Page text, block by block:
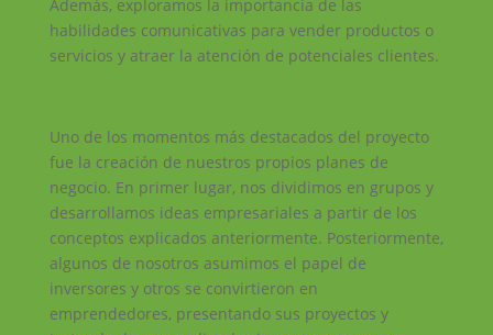
Además, exploramos la importancia de las
habilidades comunicativas para vender productos o
servicios y atraer la atención de potenciales clientes.
Uno de los momentos más destacados del proyecto
fue la creación de nuestros propios planes de
negocio. En primer lugar, nos dividimos en grupos y
desarrollamos ideas empresariales a partir de los
conceptos explicados anteriormente. Posteriormente,
algunos de nosotros asumimos el papel de
inversores y otros se convirtieron en
emprendedores, presentando sus proyectos y